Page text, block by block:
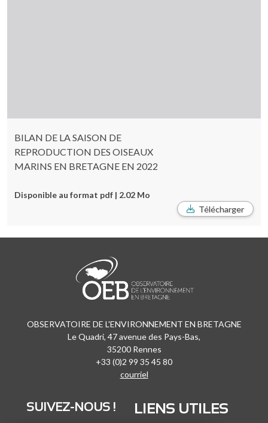
BILAN DE LA SAISON DE
REPRODUCTION DES OISEAUX
MARINS EN BRETAGNE EN 2022
Disponible au format pdf | 2.02 Mo
Télécharger
OBSERVATOIRE DE L'ENVIRONNEMENT EN BRETAGNE
Le Quadri, 47 avenue des Pays-Bas,
35200 Rennes
+33 (0)2 99 35 45 80
courriel
SUIVEZ-NOUS ! LIENS UTILES